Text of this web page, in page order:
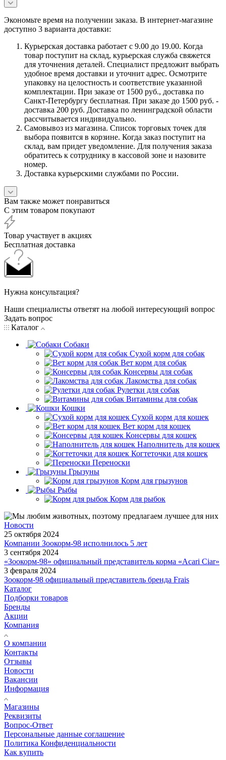
Экономьте время на получении заказа. В интернет-магазине
доступно 3 варианта доставки:
Курьерская доставка работает с 9.00 до 19.00. Когда
товар поступит на склад, курьерская служба свяжется
для уточнения деталей. Специалист предложит выбрать
удобное время доставки и уточнит адрес. Осмотрите
упаковку на целостность и соответствие указанной
комплектации. При заказе от 1500 руб., доставка по
Санкт-Петербургу бесплатная. При заказе до 1500 руб. -
доставка 200 руб. Доставка по ленинградской области
рассчитывается индивидуально.
Самовывоз из магазина. Список торговых точек для
выбора появится в корзине. Когда заказ поступит на
склад, вам придет уведомление. Для получения заказа
обратитесь к сотруднику в кассовой зоне и назовите
номер.
Доставка курьерскими службами по России.
Вам также может понравиться
С этим товаром покупают
Товар участвует в акциях
Бесплатная доставка
Нужна консультация?
Наши специалисты ответят на любой интересующий вопрос
Задать вопрос
Каталог
Собаки
Сухой корм для собак
Вет корм для собак
Консервы для собак
Лакомства для собак
Рулетки для собак
Витамины для собак
Кошки
Сухой корм для кошек
Вет корм для кошек
Консервы для кошек
Наполнитель для кошек
Когтеточки для кошек
Переноски
Грызуны
Корм для грызунов
Рыбы
Корм для рыбок
Новости
25 октября 2024
Компании Зоокорм-98 исполнилось 5 лет
3 сентября 2024
«Зоокорм-98» официальный представитель корма «Acari Ciar»
3 февраля 2024
Зоокорм-98 официальный представитель бренда Frais
Каталог
Подборки товаров
Бренды
Акции
Компания
О компании
Контакты
Отзывы
Новости
Вакансии
Информация
Магазины
Реквизиты
Вопрос-Ответ
Персональные данные соглашение
Политика Конфиденциальности
Как купить